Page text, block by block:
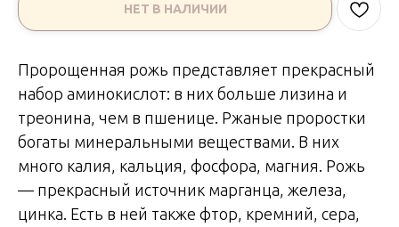
НЕТ В НАЛИЧИИ
Пророщенная рожь представляет прекрасный
набор аминокислот: в них больше лизина и
треонина, чем в пшенице. Ржаные проростки
богаты минеральными веществами. В них
много калия, кальция, фосфора, магния. Рожь
— прекрасный источник марганца, железа,
цинка. Есть в ней также фтор, кремний, сера,